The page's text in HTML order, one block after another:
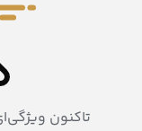
تاکنون